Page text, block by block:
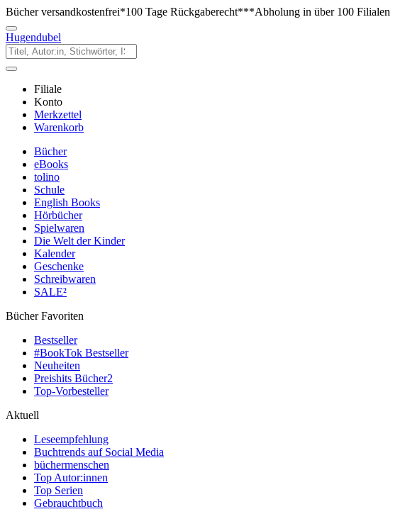
Bücher versandkostenfrei*100 Tage Rückgaberecht***Abholung in über 100 Filialen
Hugendubel
Filiale
Konto
Merkzettel
Warenkorb
Bücher
eBooks
tolino
Schule
English Books
Hörbücher
Spielwaren
Die Welt der Kinder
Kalender
Geschenke
Schreibwaren
SALE²
Bücher Favoriten
Bestseller
#BookTok Bestseller
Neuheiten
Preishits Bücher2
Top-Vorbesteller
Aktuell
Leseempfehlung
Buchtrends auf Social Media
büchermenschen
Top Autor:innen
Top Serien
Gebrauchtbuch